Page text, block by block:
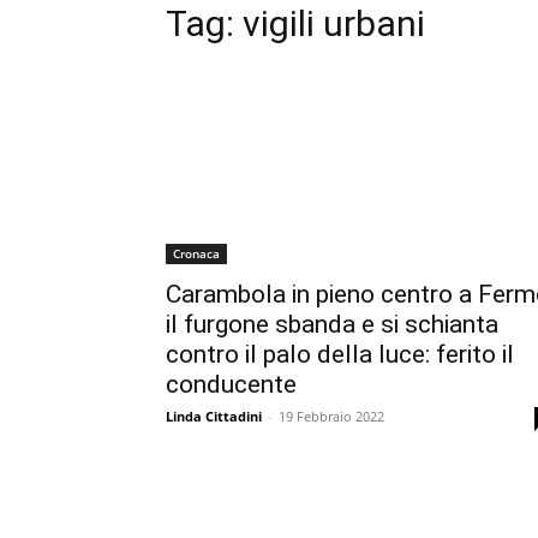
Tag: vigili urbani
Cronaca
Carambola in pieno centro a
il furgone sbanda e si schianta
contro il palo della luce: ferito il
conducente
Linda Cittadini - 19 Febbraio 2022